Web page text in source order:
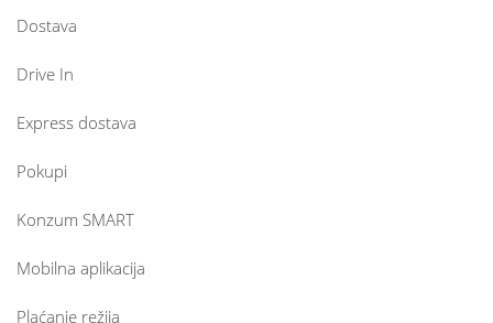
Dostava
Drive In
Express dostava
Pokupi
Konzum SMART
Mobilna aplikacija
Plaćanje režija